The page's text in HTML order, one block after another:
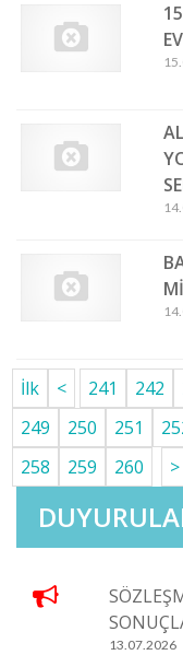
13.07.2026
İlk < 241 242
249
250 251
258
259 260 >